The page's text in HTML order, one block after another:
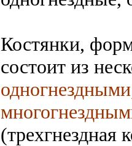
Костянки,
состоит из
(трехгнездная